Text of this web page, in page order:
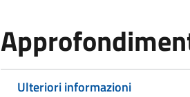
Ulteriori informazioni